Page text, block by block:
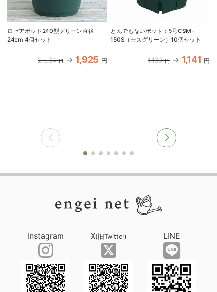
ロゼアポット240型グリーン直径
24cm 4個セット
2,264 円 1,925 円
とんでもないポット：5号CSM-
150S（モスグリーン）10個セット
1,160 円 1,141 円
Instagram X(旧Twitter) LINE